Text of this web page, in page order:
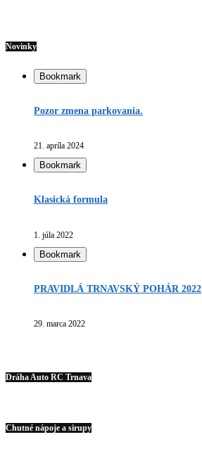
Novinky
Bookmark
Pozor zmena parkovania.
21. apríla 2024
Bookmark
Klasická formula
1. júla 2022
Bookmark
PRAVIDLÁ TRNAVSKÝ POHÁR 2022
29. marca 2022
Dráha Auto RC Trnava
Chutné nápoje a sirupy